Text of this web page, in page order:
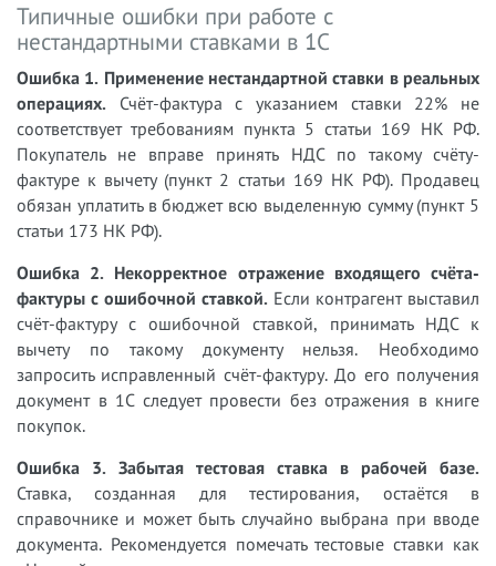
Типичные ошибки при работе с
нестандартными ставками в 1С
Ошибка 1. Применение нестандартной ставки в реальных
операциях. Счёт-фактура с указанием ставки 22% не
соответствует требованиям пункта 5 статьи 169 НК РФ.
Покупатель не вправе принять НДС по такому счёту-
фактуре к вычету (пункт 2 статьи 169 НК РФ). Продавец
обязан уплатить в бюджет всю выделенную сумму (пункт 5
статьи 173 НК РФ).
Ошибка 2. Некорректное отражение входящего счёта-
фактуры с ошибочной ставкой. Если контрагент выставил
счёт-фактуру с ошибочной ставкой, принимать НДС к
вычету по такому документу нельзя. Необходимо
запросить исправленный счёт-фактуру. До его получения
документ в 1С следует провести без отражения в книге
покупок.
Ошибка 3. Забытая тестовая ставка в рабочей базе.
Ставка, созданная для тестирования, остаётся в
справочнике и может быть случайно выбрана при вводе
документа. Рекомендуется помечать тестовые ставки как